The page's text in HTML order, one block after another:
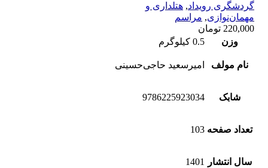
گردشگری رویداد, هتلداری و
مهمان‌نوازی, مراسم
220,000 تومان
وزن
0.5 کیلوگرم
نام مولف امیرسعید حاجی‌حسینی
شابک 9786225923034
تعداد صفحه 103
سال انتشار 1401